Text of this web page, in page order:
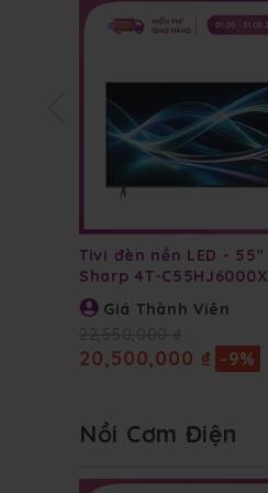
Tivi đèn nền LED - 55''
Sharp 4T-C55HJ6000X
Giá Thành Viên
20,500,000 ₫ -9%
Nồi Cơm Điện